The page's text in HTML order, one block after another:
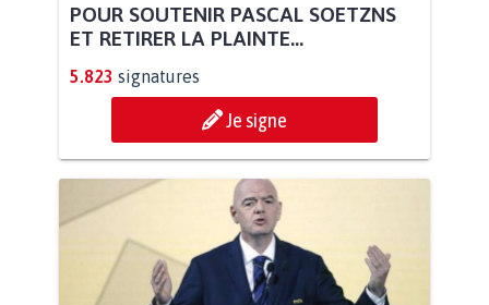
POUR SOUTENIR PASCAL SOETZNS
ET RETIRER LA PLAINTE...
5.823 signatures
Je signe